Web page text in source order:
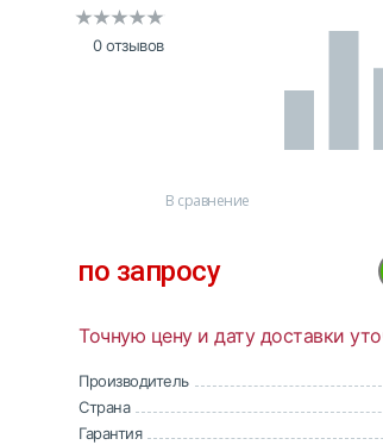
0 отзывов
В сравнение
по запросу
Точную цену и дату доставки
Производитель
Страна
Гарантия